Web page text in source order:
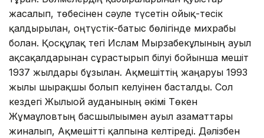
жасалып, төбесінен сәуле түсетін ойық-тесік
қалдырылған, оңтүстік-батыс бөлігінде михрабы
болған. Қосқұлақ тегі Ислам Мырзабекұлының ауыл
ақсақалдарынан сұрастырып білуі бойынша мешіт
1937 жылдары бұзылған. Ақмешіттің жаңаруы 1993
жылы шырақшы болып келуінен басталды. Сол
кездегі Жылыой ауданының әкімі Төкен
Жұмағұловтың басшылығымен ауыл азаматтары
жиналып, Ақмешітті қалпына келтіреді. Дәлізбен